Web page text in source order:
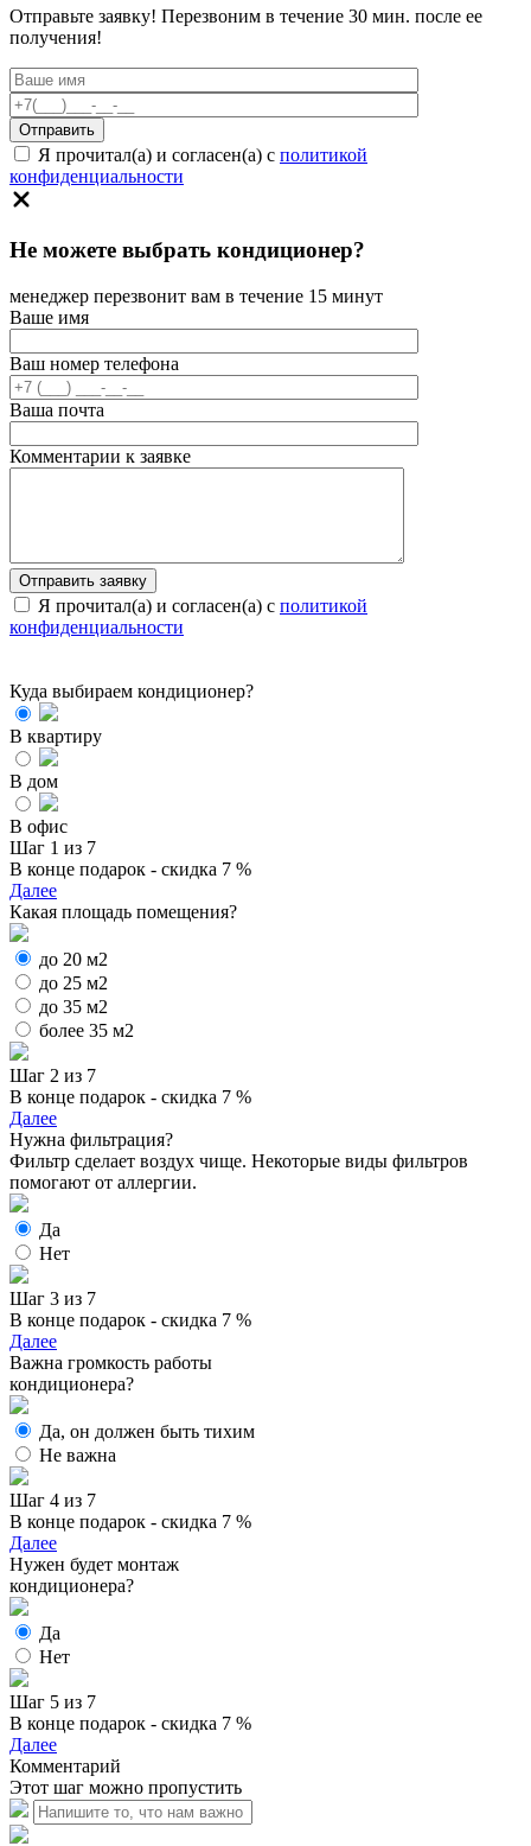
Отправьте заявку! Перезвоним в течение 30 мин. после ее
получения!
Я прочитал(а) и согласен(а) с политикой
конфиденциальности
Не можете выбрать кондиционер?
менеджер перезвонит вам в течение 15 минут
Ваше имя
Ваш номер телефона
Ваша почта
Комментарии к заявке
Я прочитал(а) и согласен(а) с политикой
конфиденциальности
Куда выбираем кондиционер?
В квартиру
В дом
В офис
Шаг 1 из 7
В конце подарок - скидка 7 %
Далее
Какая площадь помещения?
до 20 м2
до 25 м2
до 35 м2
более 35 м2
Шаг 2 из 7
В конце подарок - скидка 7 %
Далее
Нужна фильтрация?
Фильтр сделает воздух чище. Некоторые виды фильтров
помогают от аллергии.
Да
Нет
Шаг 3 из 7
В конце подарок - скидка 7 %
Далее
Важна громкость работы
кондиционера?
Да, он должен быть тихим
Не важна
Шаг 4 из 7
В конце подарок - скидка 7 %
Далее
Нужен будет монтаж
кондиционера?
Да
Нет
Шаг 5 из 7
В конце подарок - скидка 7 %
Далее
Комментарий
Этот шаг можно пропустить